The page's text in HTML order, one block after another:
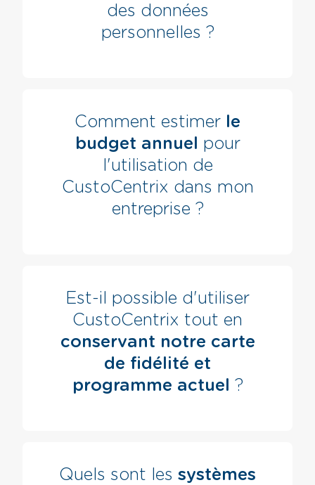
des données
personnelles ?
Comment estimer le
budget annuel pour
l'utilisation de
CustoCentrix dans mon
entreprise ?
Est-il possible d'utiliser
CustoCentrix tout en
conservant notre carte
de fidélité et
programme actuel ?
Quels sont les systèmes